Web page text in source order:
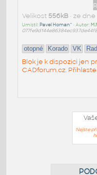
Velikost 556kB• ze dne
Umístil: Pavel Homan^ • Autor:
otopné Korado VK
Blok je k dispozici jen
CADforum.cz.
Nejste